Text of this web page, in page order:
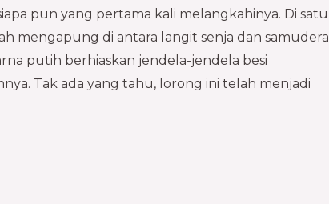
pun yang pertama kali melangkahinya. Di satu
mengapung di antara langit senja dan samudera
putih berhiaskan jendela-jendela besi
Tak ada yang tahu, lorong ini telah menjadi